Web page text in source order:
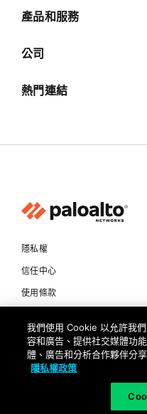
產品和服務
公司
熱門連結
隱私權
信任中心
使用條款
Copyright © 2026 Palo Alto
我們使用 Cookie 以允許我
容和廣告、提供社交媒體功
體、廣告和分析合作夥伴分
隱私權政策